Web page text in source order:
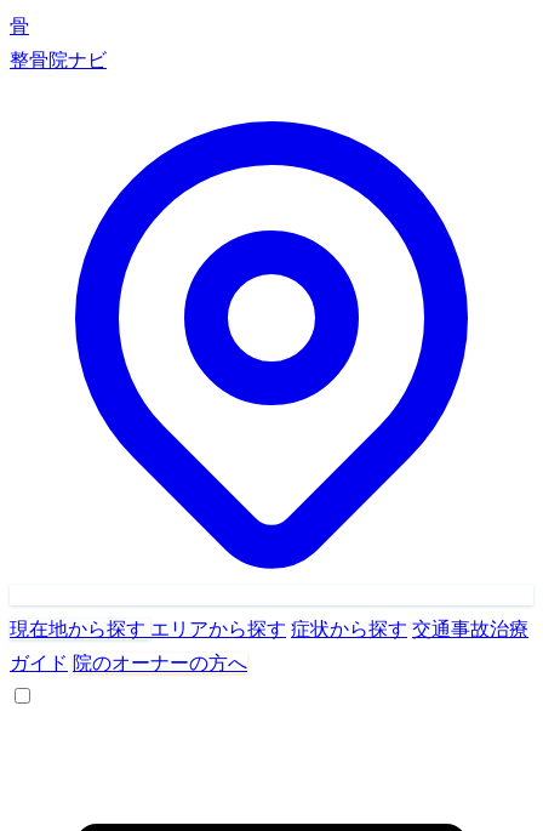
骨
整骨院ナビ
現在地から探す エリアから探す 症状から探す 交通事故治療
ガイド 院のオーナーの方へ